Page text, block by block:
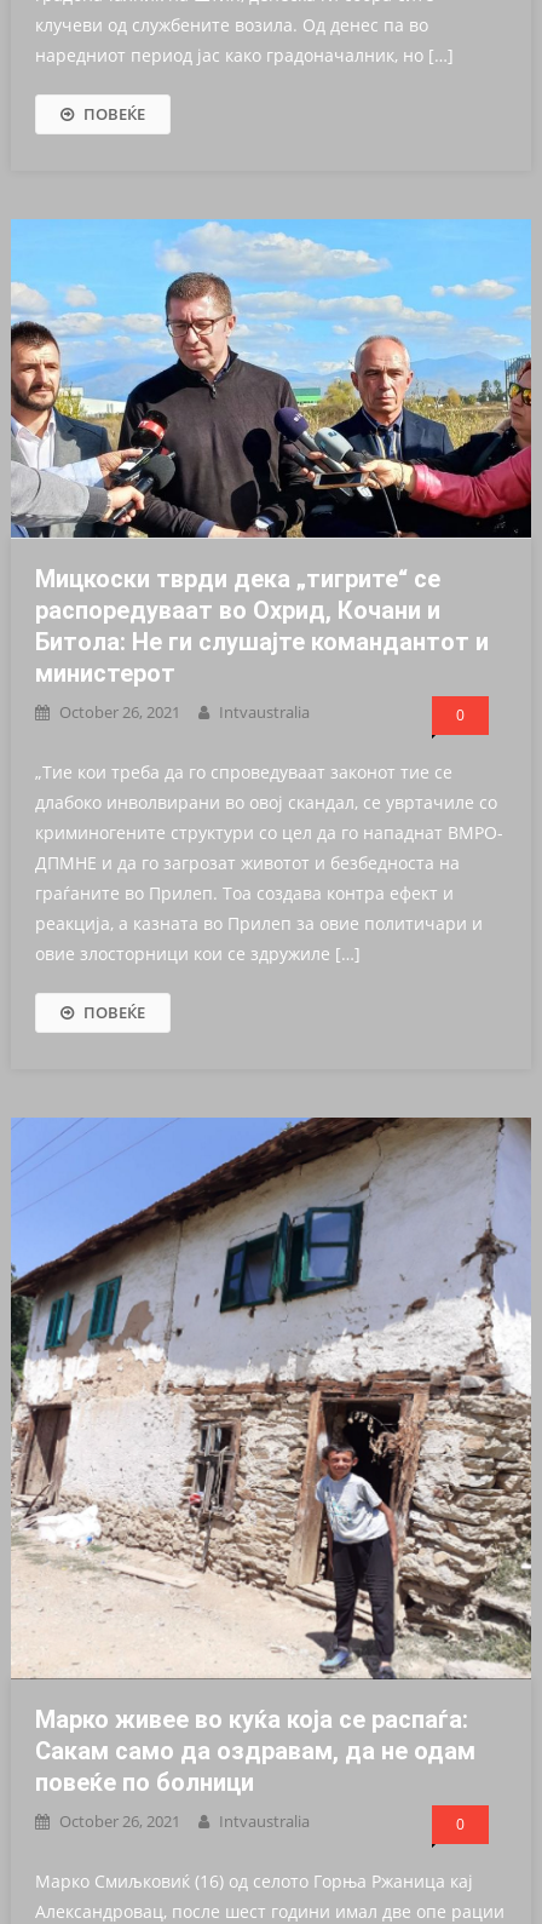
клучеви од службените возила. Од денес па во
наредниот период јас како градоначалник, но […]
ПОВЕЌЕ
Мицкоски тврди дека „тигрите“ се
распоредуваат во Охрид, Кочани и
Битола: Не ги слушајте командантот и
министерот
October 26, 2021 Intvaustralia 0
„Тие кои треба да го спроведуваат законот тие се
длабоко инволвирани во овој скандал, се увртачиле со
криминогените структури со цел да го нападнат ВМРО-
ДПМНЕ и да го загрозат животот и безбедноста на
граѓаните во Прилеп. Тоа создава контра ефект и
реакција, а казната во Прилеп за овие политичари и
овие злосторници кои се здружиле […]
ПОВЕЌЕ
Марко живее во куќа која се распаѓа:
Сакам само да оздравам, да не одам
повеќе по болници
October 26, 2021 Intvaustralia 0
Марко Смиљковиќ (16) од селото Горња Ржаница кај
Александровац, после шест години имал две опе рации